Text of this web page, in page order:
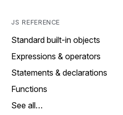
JS REFERENCE
Standard built-in objects
Expressions & operators
Statements & declarations
Functions
See all…